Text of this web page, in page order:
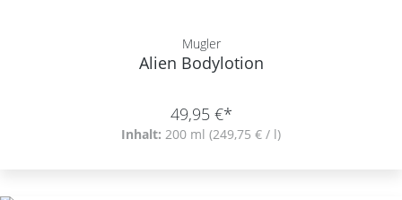
Mugler
Alien Bodylotion
49,95 €*
Inhalt: 200 ml (249,75 € / l)